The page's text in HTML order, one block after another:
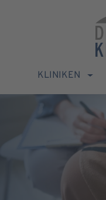
KLINIKEN